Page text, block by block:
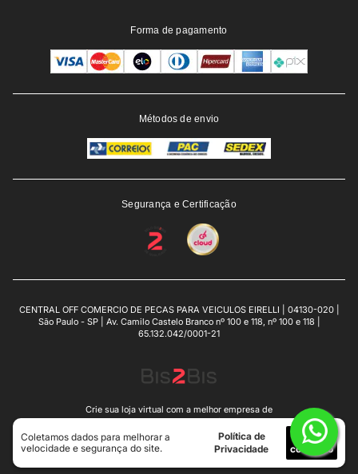
Coletamos dados para melhorar a
velocidade e segurança do site.
Política de
Privacidade
Eu
concordo
Forma de pagamento
Métodos de envio
Segurança e Certificação
CENTRAL OFF COMERCIO DE PECAS PARA VEICULOS EIRELLI | 04130-020 |
São Paulo - SP | Av. Camilo Castelo Branco nº 100 e 118, nº 100 e 118 |
65.132.042/0001-21
Crie sua loja virtual com a melhor empresa de
e-commerce do Brasil.